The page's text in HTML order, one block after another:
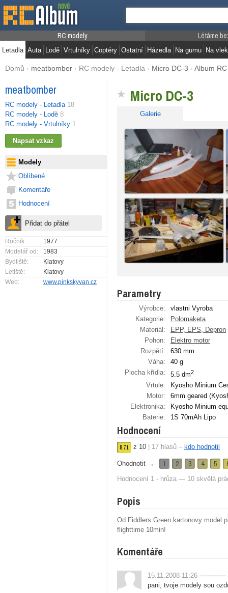
RC modely
Letadla Auta Lodě Vrtulníky Coptéry Ostatní
Létáme
Házedla Na gumu Na vlek
Domů › meatbomber › RC modely - Letadla › Micro DC-3 › Album
meatbomber
RC modely - Letadla 18
RC modely - Lodě 8
RC modely - Vrtulníky 1
Modely
Oblíbené
Komentáře
Hodnocení
Ročník:
1977
Modelář od:
1983
Bydliště:
Klatovy
Letiště:
Klatovy
Web:
www.pinkskyvan.cz
Micro DC-3
Galerie
Parametry
Výrobce:
vlastni Vyroba
Kategorie:
Polomaketa
Materiál:
EPP, EPS, Depron
Pohon:
Elektro motor
Rozpětí:
630 mm
Váha:
40 g
Plocha křídla:
5.5 dm2
Vrtule:
Kyosho Minium
Motor:
6mm geared
Elektronika:
Kyosho Minium
Baterie:
1S 70mAh Lipo
Hodnocení
8.71 z 10 17 hlasů – kdo hodnotil
Ohodnotit → 1 2 3 4 5
Hodnocení 1 - hrůza — 10 skvělá
Popis
Od Fiddlers Green kartonovy model
flighttime 10min!
Komentáře
15.11.2008 11:26 -------------
pani, tvoje modely sou